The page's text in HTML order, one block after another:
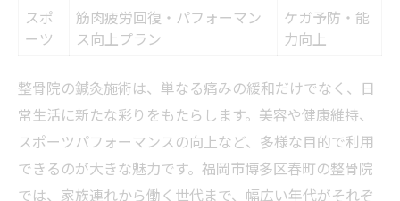
スポ
ーツ
筋肉疲労回復・パフォーマン
ス向上プラン
ケガ予防・能
力向上
整骨院の鍼灸施術は、単なる痛みの緩和だけでなく、日
常生活に新たな彩りをもたらします。美容や健康維持、
スポーツパフォーマンスの向上など、多様な目的で利用
できるのが大きな魅力です。福岡市博多区春町の整骨院
では、家族連れから働く世代まで、幅広い年代がそれぞ